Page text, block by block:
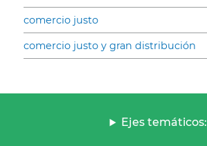
comercio justo
comercio justo y gran distribución
Ejes temáticos: